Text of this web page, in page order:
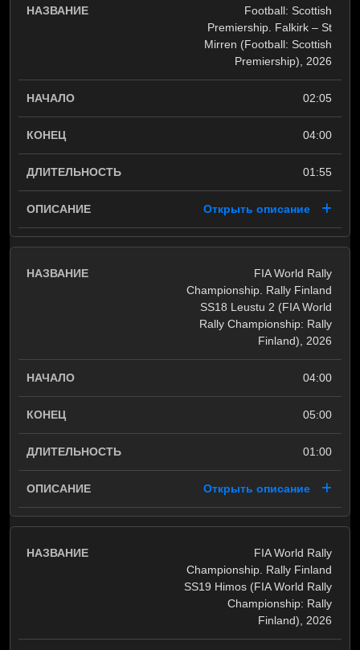
Football: Scottish
Premiership. Falkirk – St
Mirren (Football: Scottish
Premiership), 2026
02:05
04:00
01:55
Открыть описание
FIA World Rally
Championship. Rally Finland
SS18 Leustu 2 (FIA World
Rally Championship: Rally
Finland), 2026
04:00
05:00
01:00
Открыть описание
FIA World Rally
Championship. Rally Finland
SS19 Himos (FIA World Rally
Championship: Rally
Finland), 2026